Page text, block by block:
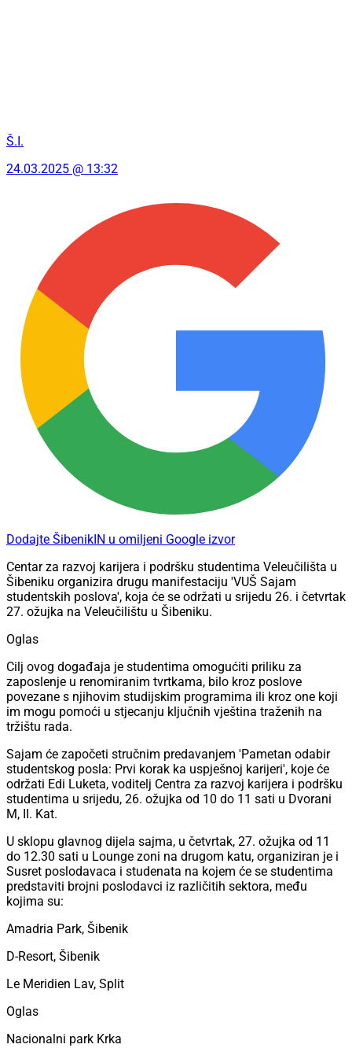
Š.I.
24.03.2025 @ 13:32
Dodajte ŠibenikIN u omiljeni Google izvor
Centar za razvoj karijera i podršku studentima Veleučilišta u
Šibeniku organizira drugu manifestaciju 'VUŠ Sajam
studentskih poslova', koja će se održati u srijedu 26. i četvrtak
27. ožujka na Veleučilištu u Šibeniku.
Oglas
Cilj ovog događaja je studentima omogućiti priliku za
zaposlenje u renomiranim tvrtkama, bilo kroz poslove
povezane s njihovim studijskim programima ili kroz one koji
im mogu pomoći u stjecanju ključnih vještina traženih na
tržištu rada.
Sajam će započeti stručnim predavanjem 'Pametan odabir
studentskog posla: Prvi korak ka uspješnoj karijeri', koje će
održati Edi Luketa, voditelj Centra za razvoj karijera i podršku
studentima u srijedu, 26. ožujka od 10 do 11 sati u Dvorani
M, II. Kat.
U sklopu glavnog dijela sajma, u četvrtak, 27. ožujka od 11
do 12.30 sati u Lounge zoni na drugom katu, organiziran je i
Susret poslodavaca i studenata na kojem će se studentima
predstaviti brojni poslodavci iz različitih sektora, među
kojima su:
Amadria Park, Šibenik
D-Resort, Šibenik
Le Meridien Lav, Split
Oglas
Nacionalni park Krka